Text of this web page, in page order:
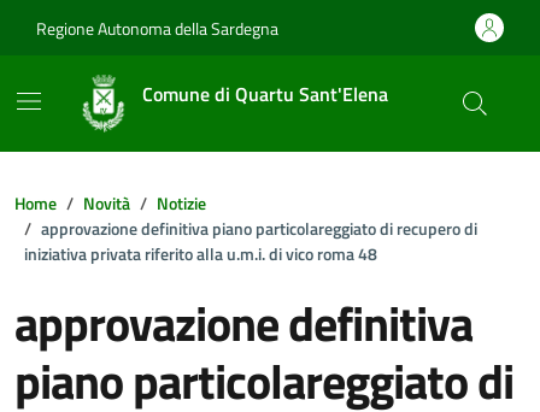
Regione Autonoma della Sardegna
Comune di Quartu Sant'Elena
Home Novità
Notizie
approvazione definitiva piano particolareggiato di recupero di
iniziativa privata riferito alla u.m.i. di vico roma 48
approvazione definitiva
piano particolareggiato di